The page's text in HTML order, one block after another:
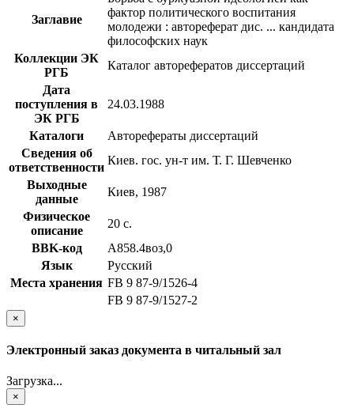
Заглавие
фактор политического воспитания
молодежи : автореферат дис. ... кандидата
философских наук
Коллекции ЭК
РГБ
Каталог авторефератов диссертаций
Дата
поступления в
ЭК РГБ
24.03.1988
Каталоги
Авторефераты диссертаций
Сведения об
ответственности
Киев. гос. ун-т им. Т. Г. Шевченко
Выходные
данные
Киев, 1987
Физическое
описание
20 с.
BBK-код
А858.4воз,0
Язык
Русский
Места хранения FB 9 87-9/1526-4
FB 9 87-9/1527-2
×
Электронный заказ документа в читальный зал
Загрузка...
×